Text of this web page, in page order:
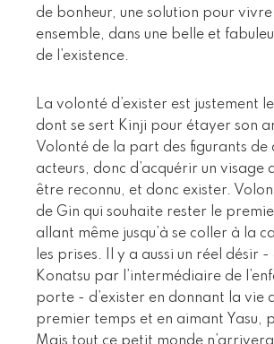
de bonheur, une solution pour vivre
ensemble, dans une belle et
de l’existence.
La volonté d’exister est justement
dont se sert Kinji pour étayer son
Volonté de la part des figurants de
acteurs, donc d’acquérir un visage
être reconnu, et donc exister.
de Gin qui souhaite rester le
allant même jusqu’à se coller à la
les prises. Il y a aussi un réel désir
Konatsu par l’intermédiaire de
porte - d’exister en donnant la vie
premier temps et en aimant Yasu,